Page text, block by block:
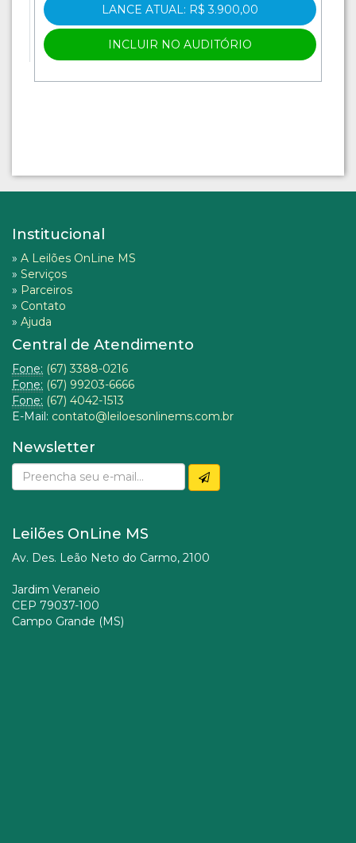
LANCE ATUAL: R$ 3.900,00
INCLUIR NO AUDITÓRIO
Institucional
» A Leilões OnLine MS
» Serviços
» Parceiros
» Contato
» Ajuda
Central de Atendimento
Fone: (67) 3388-0216
Fone: (67) 99203-6666
Fone: (67) 4042-1513
E-Mail: contato@leiloesonlinems.com.br
Newsletter
Leilões OnLine MS
Av. Des. Leão Neto do Carmo, 2100
Jardim Veraneio
CEP 79037-100
Campo Grande (MS)